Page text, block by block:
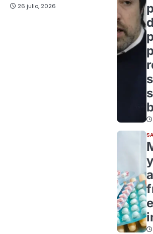
26 julio, 2026